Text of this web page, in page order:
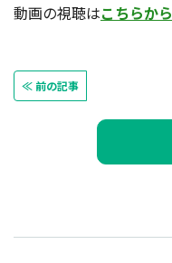
動画の視聴はこちらから
≪ 前の記事